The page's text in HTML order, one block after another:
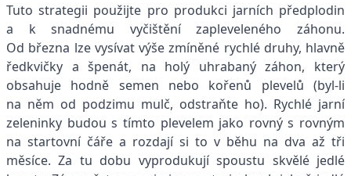
Tuto strategii použijte pro produkci jarních předplodin
a k snadnému vyčištění zapleveleného záhonu.
Od března lze vysívat výše zmíněné rychlé druhy, hlavně
ředkvičky a špenát, na holý uhrabaný záhon, který
obsahuje hodně semen nebo kořenů plevelů (byl-li
na něm od podzimu mulč, odstraňte ho). Rychlé jarní
zeleninky budou s tímto plevelem jako rovný s rovným
na startovní čáře a rozdají si to v běhu na dva až tři
měsíce. Za tu dobu vyprodukují spoustu skvělé jedlé